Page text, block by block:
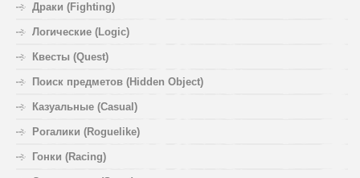
Драки (Fighting)
Логические (Logic)
Квесты (Quest)
Поиск предметов (Hidden Object)
Казуальные (Casual)
Рогалики (Roguelike)
Гонки (Racing)